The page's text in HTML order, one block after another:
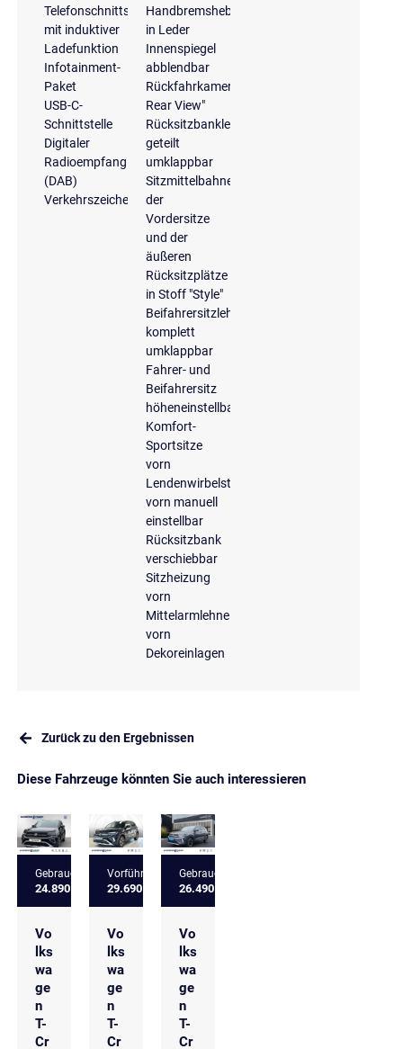
Telefonschnittstelle
mit induktiver
Ladefunktion
Infotainment-
Paket
USB-C-
Schnittstelle
Digitaler
Radioempfang
(DAB)
Verkehrszeichenerkennung
Handbremshebelgriff
in Leder
Innenspiegel
abblendbar
Rückfahrkamera
Rear View"
Rücksitzbanklehne,
geteilt
umklappbar
Sitzmittelbahnen
der
Vordersitze
und der
äußeren
Rücksitzplätze
in Stoff "Style"
Beifahrersitzlehne
komplett
umklappbar
Fahrer- und
Beifahrersitz
höheneinstellbar
Komfort-
Sportsitze
vorn
Lendenwirbelstütze
vorn manuell
einstellbar
Rücksitzbank
verschiebbar
Sitzheizung
vorn
Mittelarmlehne
vorn
Dekoreinlagen
Zurück zu den Ergebnissen
Diese Fahrzeuge könnten Sie auch interessieren
Gebrauchtfahrzeug
24.890 €
Vo
lks
wa
ge
n
T-
Cr
Vorführfahrzeug
29.690 €
Vo
lks
wa
ge
n
T-
Cr
Gebrauchtfahrzeug
26.490 €
Vo
lks
wa
ge
n
T-
Cr